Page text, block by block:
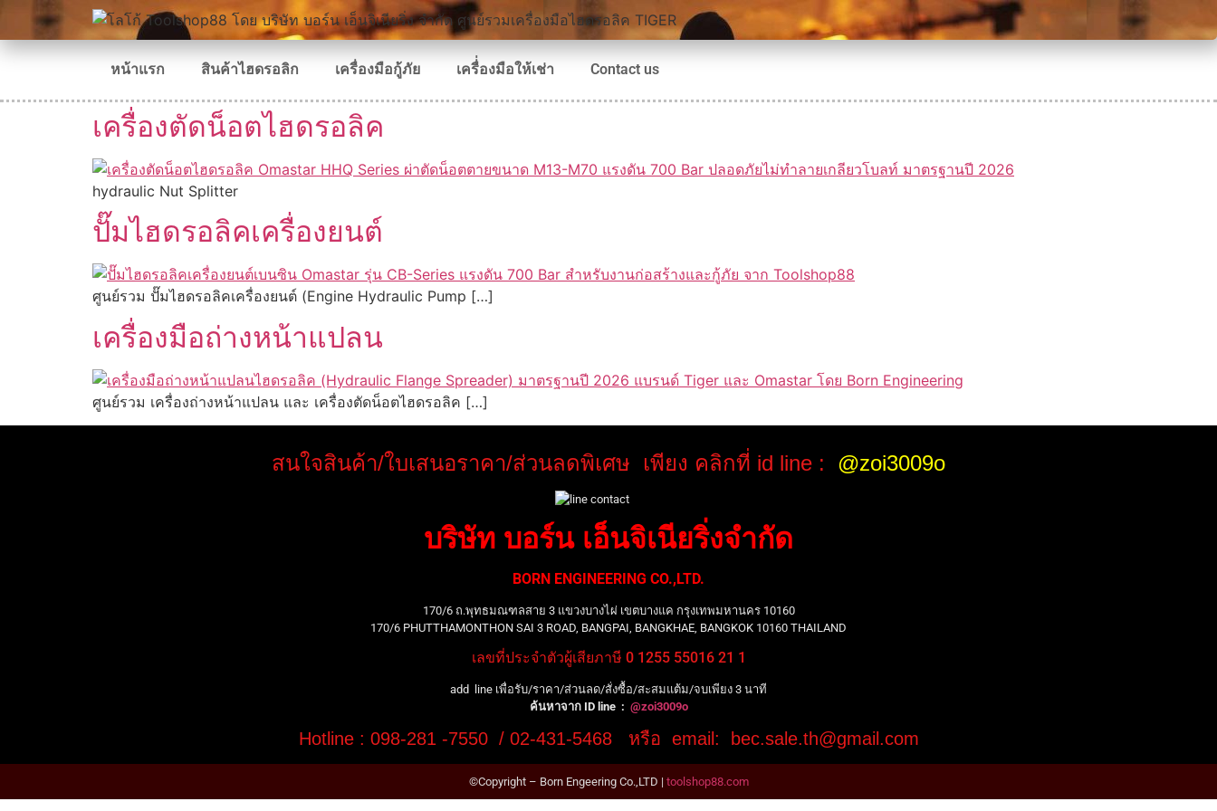
หน้าแรก สินค้าไฮดรอลิก เครื่องมือกู้ภัย เครื่่องมือให้เช่า Contact us
เครื่องตัดน็อตไฮดรอลิค
hydraulic Nut Splitter
ปั๊มไฮดรอลิคเครื่องยนต์
ศูนย์รวม ปั๊มไฮดรอลิคเครื่องยนต์ (Engine Hydraulic Pump […]
เครื่องมือถ่างหน้าแปลน
ศูนย์รวม เครื่องถ่างหน้าแปลน และ เครื่องตัดน็อตไฮดรอลิค […]
สนใจสินค้า/ใบเสนอราคา/ส่วนลดพิเศษ เพียง คลิกที่ id line : @zoi3009o
บริษัท บอร์น เอ็นจิเนียริ่งจำกัด
BORN ENGINEERING CO.,LTD.
170/6 ถ.พุทธมณฑลสาย 3 แขวงบางไผ่ เขตบางแค กรุงเทพมหานคร 10160
170/6 PHUTTHAMONTHON SAI 3 ROAD, BANGPAI, BANGKHAE, BANGKOK 10160 THAILAND
เลขที่ประจำตัวผู้เสียภาษี 0 1255 55016 21 1
add line เพื่อรับ/ราคา/ส่วนลด/สั่งซื้อ/สะสมแต้ม/จบเพียง 3 นาที
ค้นหาจาก ID line : @zoi3009o
Hotline : 098-281 -7550 / 02-431-5468 หรือ email: bec.sale.th@gmail.com
©Copyright – Born Engeering Co.,LTD | toolshop88.com